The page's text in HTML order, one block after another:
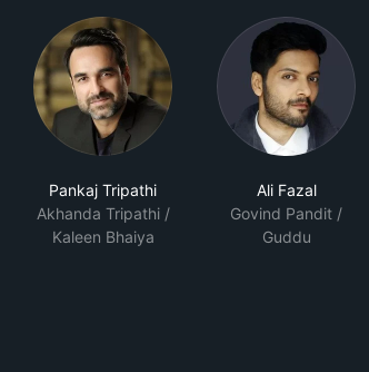
Pankaj Tripathi
Akhanda Tripathi /
Kaleen Bhaiya
Ali Fazal
Govind Pandit /
Guddu